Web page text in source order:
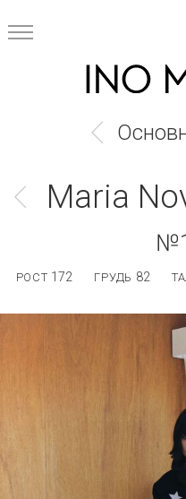
Maria
РОСТ 172 ГРУДЬ 82